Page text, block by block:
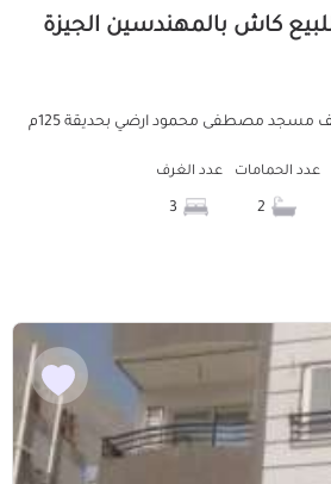
شقه للبيع بالمهندسين خلف مسجد مصطفى محمود ارضي بحديقة 125م
عدد الحمامات عدد الغرف